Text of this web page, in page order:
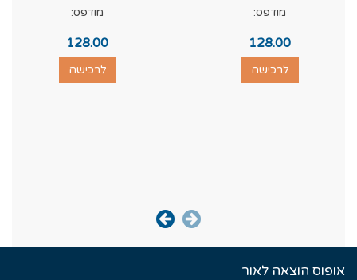
מודפס:
128.00
לרכישה
מודפס:
128.00
לרכישה
אופוס הוצאה לאור